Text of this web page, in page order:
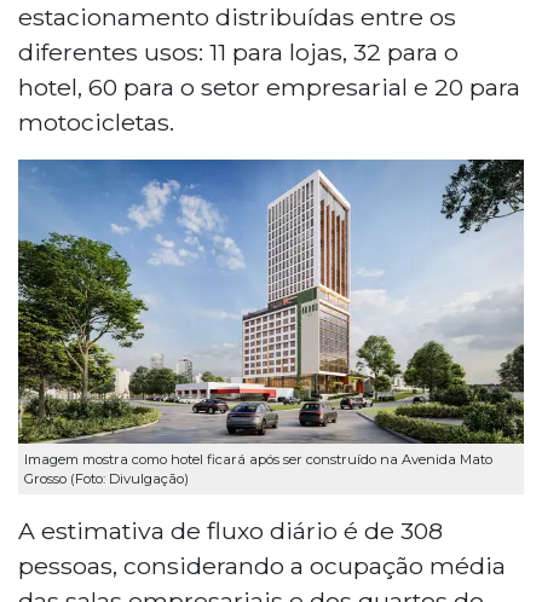
estacionamento distribuídas entre os
diferentes usos: 11 para lojas, 32 para o
hotel, 60 para o setor empresarial e 20 para
motocicletas.
Imagem mostra como hotel ficará após ser construído na Avenida Mato
Grosso (Foto: Divulgação)
A estimativa de fluxo diário é de 308
pessoas, considerando a ocupação média